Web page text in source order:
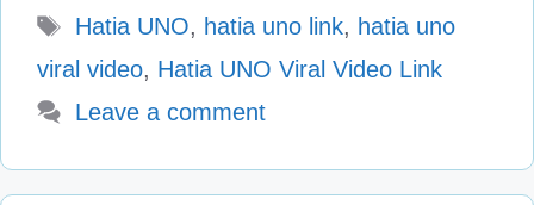
Tags
Hatia UNO, hatia uno link, hatia uno
viral video, Hatia UNO Viral Video Link
Leave a comment